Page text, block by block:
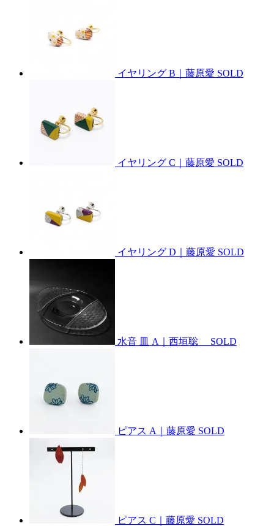
イヤリング B｜藤原愛 SOLD
イヤリング C｜藤原愛 SOLD
イヤリング D｜藤原愛 SOLD
水音 皿 A｜西垣聡 SOLD
ピアス A｜藤原愛 SOLD
ピアス C｜藤原愛 SOLD